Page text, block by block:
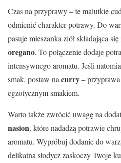
Czas na przyprawy – te malutkie
odmienić charakter potrawy. Do
pasuje mieszanka ziół składająca się
oregano. To połączenie dodaje
intensywnego aromatu. Jeśli
smak, postaw na curry–
egzotycznym smakiem.
Warto także zwrócić uwagę na
nasion, które nadadzą potrawie
aromatu. Wypróbuj dodanie do
delikatna słodycz zaskoczy Twoje